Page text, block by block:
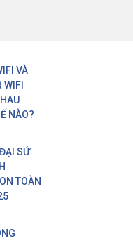
VÀ
WIFI
NÀO?
SỨ
TOÀN